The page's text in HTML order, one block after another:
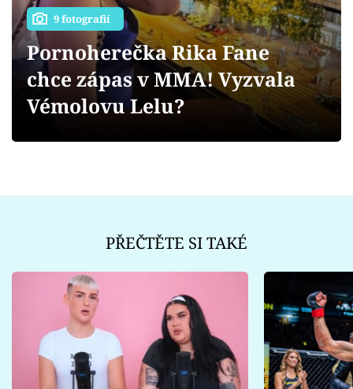
Videa
Sledujte prima+
9 fotografií
Pornoherečka Rika Fane
chce zápas v MMA! Vyzvala
Vémolovu Lelu?
PŘEČTĚTE SI TAKÉ